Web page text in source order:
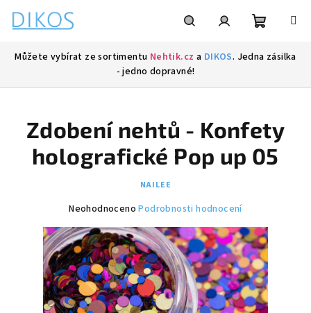
obsah
Můžete vybírat ze sortimentu Nehtik.cz a DIKOS. Jedna zásilka
- jedno dopravné!
Zdobení nehtů - Konfety
holografické Pop up 05
NAILEE
Průměrné
produktu
je
0,0
z
5
hvězdiček.
Neohodnoceno Podrobnosti hodnocení